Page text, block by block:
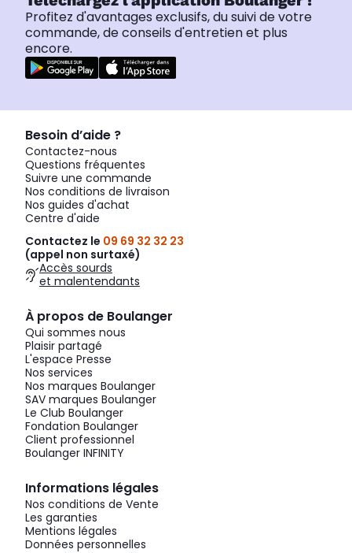
Profitez d'avantages exclusifs, du suivi de votre
commande, de conseils d'entretien et plus
encore.
Besoin d’aide ?
Contactez-nous
Questions fréquentes
Suivre une commande
Nos conditions de livraison
Nos guides d'achat
Centre d'aide
Contactez le 09 69 32 32 23
(appel non surtaxé)
Accès sourds
et malentendants
À propos de Boulanger
Qui sommes nous
Plaisir partagé
L'espace Presse
Nos services
Nos marques Boulanger
SAV marques Boulanger
Le Club Boulanger
Fondation Boulanger
Client professionnel
Boulanger INFINITY
Informations légales
Nos conditions de Vente
Les garanties
Mentions légales
Données personnelles